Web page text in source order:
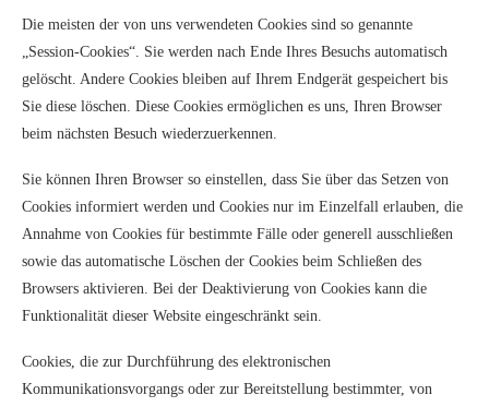
Die meisten der von uns verwendeten Cookies sind so genannte
„Session-Cookies“. Sie werden nach Ende Ihres Besuchs automatisch
gelöscht. Andere Cookies bleiben auf Ihrem Endgerät gespeichert bis
Sie diese löschen. Diese Cookies ermöglichen es uns, Ihren Browser
beim nächsten Besuch wiederzuerkennen.
Sie können Ihren Browser so einstellen, dass Sie über das Setzen von
Cookies informiert werden und Cookies nur im Einzelfall erlauben, die
Annahme von Cookies für bestimmte Fälle oder generell ausschließen
sowie das automatische Löschen der Cookies beim Schließen des
Browsers aktivieren. Bei der Deaktivierung von Cookies kann die
Funktionalität dieser Website eingeschränkt sein.
Cookies, die zur Durchführung des elektronischen
Kommunikationsvorgangs oder zur Bereitstellung bestimmter, von